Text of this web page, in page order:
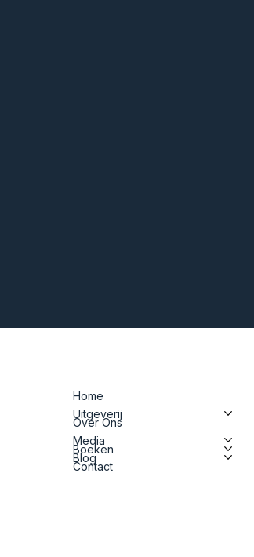
Home
Uitgeverij
Over Ons
Media
Boeken
Blog
Contact